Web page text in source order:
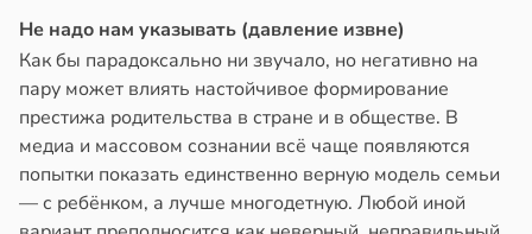
Не надо нам указывать (давление извне)
Как бы парадоксально ни звучало, но негативно на
пару может влиять настойчивое формирование
престижа родительства в стране и в обществе. В
медиа и массовом сознании всё чаще появляются
попытки показать единственно верную модель семьи
— с ребёнком, а лучше многодетную. Любой иной